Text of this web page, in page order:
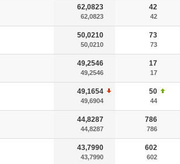
62,0823
62,0823
42
42
50,0210
50,0210
73
73
49,2546
49,2546
17
17
49,1654
49,6904
50
44
44,8287
44,8287
786
786
43,7990
43,7990
602
602